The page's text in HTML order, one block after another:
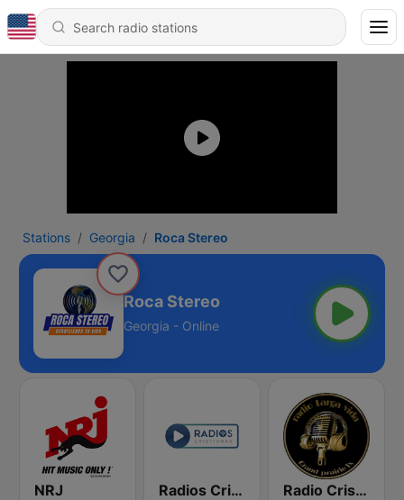
Stations Georgia Roca Stereo
Roca Stereo
Georgia - Online
NRJ Radios Cristianas Radio Cristiana Larga Vida Texas